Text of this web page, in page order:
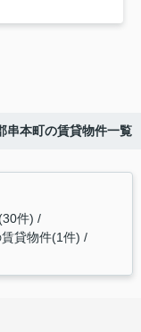
串本町の賃貸物件一覧
件)
貸物件(1件)